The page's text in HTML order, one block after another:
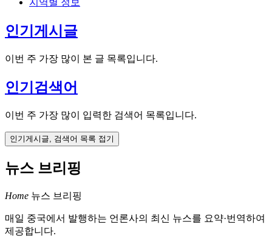
지역별 정보
인기게시글
이번 주 가장 많이 본 글 목록입니다.
인기검색어
이번 주 가장 많이 입력한 검색어 목록입니다.
인기게시글, 검색어 목록 접기
뉴스 브리핑
Home 뉴스 브리핑
매일 중국에서 발행하는 언론사의 최신 뉴스를 요약·번역하여
제공합니다.